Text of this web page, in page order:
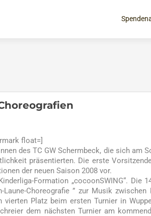
Inhalt
float=]
des TC GW Schermbeck, die sich am
präsentierten. Die erste
der neuen Saison 2008 vor.
Formation „cocoonSWING“. Die
Choreografie ” zur Musik
vierten Platz beim ersten Turnier in
dem nächsten Turnier am